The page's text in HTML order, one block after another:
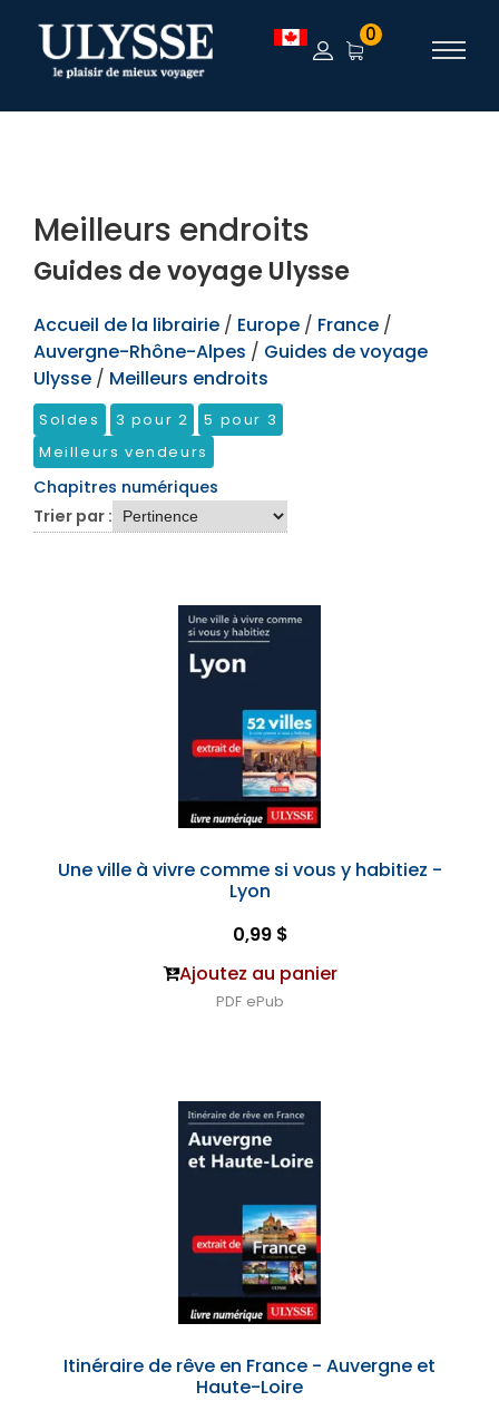
TEST 0
Meilleurs endroits
Guides de voyage Ulysse
Accueil de la librairie / Europe / France /
Auvergne-Rhône-Alpes / Guides de voyage
Ulysse / Meilleurs endroits
Soldes 3 pour 2
5 pour 3
Meilleurs vendeurs
Chapitres numériques
Trier par :
Une ville à vivre comme si vous y habitiez -
Lyon
0,99 $
Ajoutez au panier
PDF ePub
Itinéraire de rêve en France - Auvergne et
Haute-Loire